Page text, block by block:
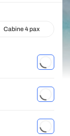
Cabine 4 pax